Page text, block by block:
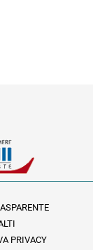
PRIVACY